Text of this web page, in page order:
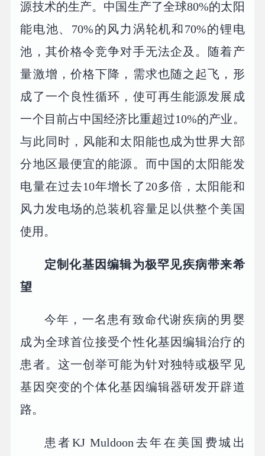
源技术的生产。中国生产了全球80%的太阳
能电池、70%的风力涡轮机和70%的锂电
池，其价格令竞争对手无法企及。随着产
量激增，价格下降，需求也随之起飞，形
成了一个良性循环，使可再生能源发展成
一个目前占中国经济比重超过10%的产业。
与此同时，风能和太阳能也成为世界大部
分地区最便宜的能源。而中国的太阳能发
电量在过去10年增长了20多倍，太阳能和
风力发电场的总装机容量足以供整个美国
使用。
定制化基因编辑为极罕见疾病带来希
望
今年，一名患有致命代谢疾病的男婴
成为全球首位接受个性化基因编辑治疗的
患者。这一创举可能为针对独特或极罕见
基因突变的个体化基因编辑器研发开辟道
路。
患者KJ Muldoon去年在美国费城出